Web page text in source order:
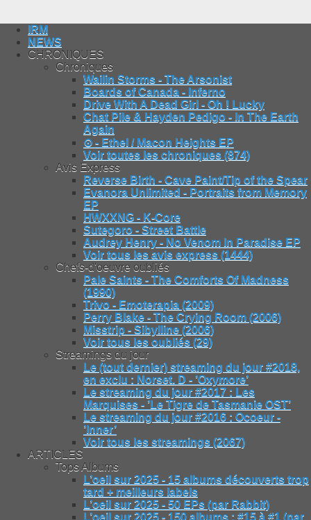
IRM
NEWS
CHRONIQUES
Chroniques
Wailin Storms - The Arsonist
Boards of Canada - Inferno
Drive With A Dead Girl - Oh ! Lucky
Chat Pile & Hayden Pedigo - In The Earth
Again
⊙ - Ethel / Macon Heights EP
Voir toutes les chroniques (874)
Avis Express
Reverse Birth - Cave Paint/Tip of the Spear
Evanora Unlimited - Portraits from Memory
EP
HWXXNG - K-Core
Sutegoro - Street Battle
Audrey Henry - No Venom In Paradise EP
Voir tous les avis express (1444)
Chefs-d'oeuvre oubliés
Pale Saints - The Comforts Of Madness
(1990)
Trivo - Emoterapia (2009)
Perry Blake - The Crying Room (2006)
Misstrip - Sibylline (2006)
Voir tous les oubliés (29)
Streamings du jour
Le (tout dernier) streaming du jour #2018,
en exclu : Norset. D - ’Oxymore’
Le streaming du jour #2017 : Les
Marquises - ’Le Tigre de Tasmanie OST’
Le streaming du jour #2016 : Ocoeur -
’Inner’
Voir tous les streamings (2067)
ARTICLES
Tops Albums
L’oeil sur 2025 - 15 albums découverts trop
tard + meilleurs labels
L’oeil sur 2025 - 50 EPs (par Rabbit)
L’oeil sur 2025 - 150 albums : #15 à #1 (par